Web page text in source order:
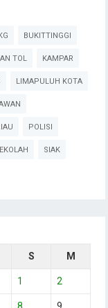
BUKITTINGGI
TOL KAMPAR
LIMAPULUH KOTA
POLISI
SIAK
S M
1 2